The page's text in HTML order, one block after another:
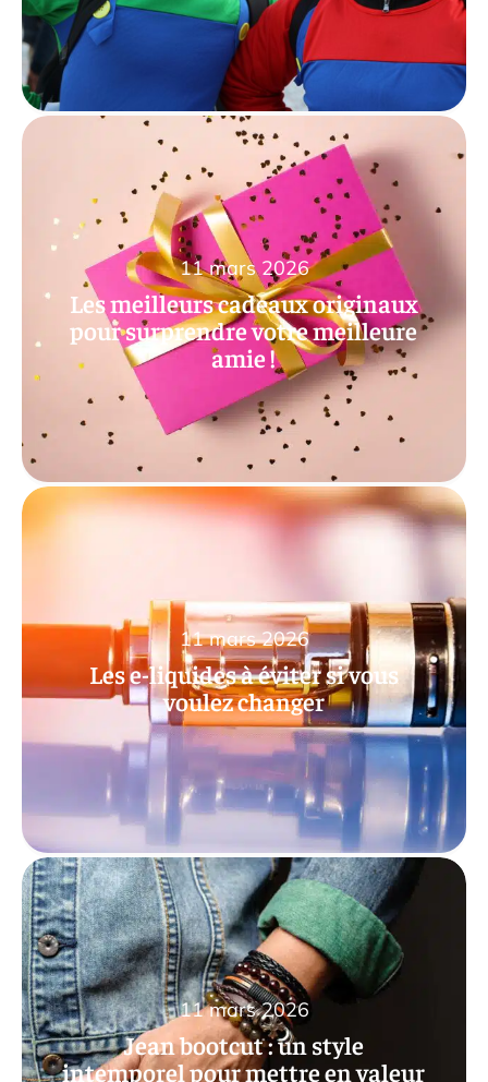
Les meilleurs cadeaux originaux
pour surprendre votre meilleure
amie !
11 mars 2026
Les e-liquides à éviter si vous
voulez changer
11 mars 2026
Jean bootcut : un style
intemporel pour mettre en valeur
11 mars 2026